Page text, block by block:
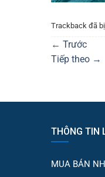
Trackback đã
← Trước
Tiếp theo →
THÔNG TIN
MUA BÁN